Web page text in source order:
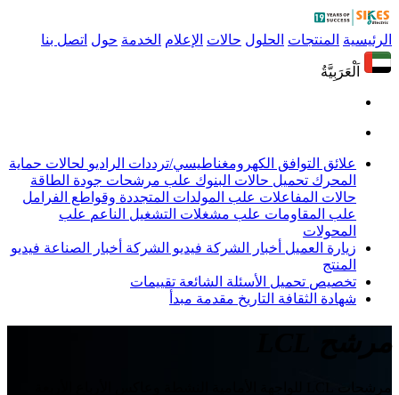
الرئيسية المنتجات الحلول حالات الإعلام الخدمة حول اتصل بنا
اَلْعَرَبِيَّةُ
علائق التوافق الكهرومغناطيسي/ترددات الراديو لحالات حماية
المحرك تحميل حالات البنوك علب مرشحات جودة الطاقة
حالات المفاعلات علب المولدات المتجددة وقواطع الفرامل
علب المقاومات علب مشغلات التشغيل الناعم علب
المحولات
زيارة العميل أخبار الشركة فيديو الشركة أخبار الصناعة فيديو
المنتج
تخصيص تحميل الأسئلة الشائعة تقييمات
شهادة الثقافة التاريخ مقدمة مبدأ